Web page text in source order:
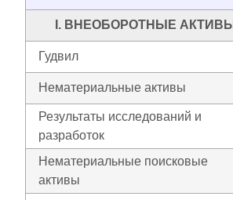
I. ВНЕОБОРОТНЫЕ АКТИВЫ
Гудвил
Нематериальные активы
Результаты исследований и
разработок
Нематериальные поисковые
активы